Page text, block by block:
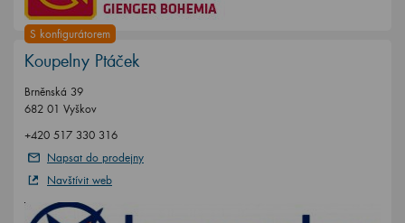
S konfigurátorem
Koupelny Ptáček
Brněnská 39
682 01 Vyškov
+420 517 330 316
Napsat do prodejny
Navštívit web